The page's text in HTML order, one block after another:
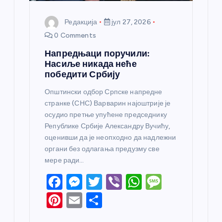
Редакција
јул 27, 2026
0 Comments
Напредњаци поручили:
Насиље никада неће
победити Србију
Општински одбор Српске напредне
странке (СНС) Варварин најоштрије је
осудио претње упућене председнику
Републике Србије Александру Вучићу,
оценивши да је неопходно да надлежни
органи без одлагања предузму све
мере ради…
F
a
c
M
e
ss
T
Vi W
Pi E